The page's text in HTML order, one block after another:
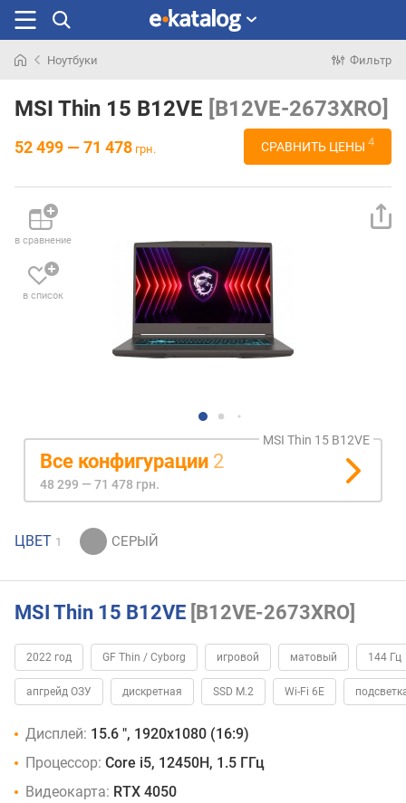
раньше
Ноутбуки Фильтр
MSI Thin 15 B12VE [B12VE-2673XRO]
52 499 — 71 478 грн. СРАВНИТЬ ЦЕНЫ 4
в сравнение
в список
MSI Thin 15 B12VE
Все конфигурации 2
48 299 — 71 478 грн.
ЦВЕТ 1
MSI Thin 15 B12VE [B12VE-2673XRO]
2022 год GF Thin / Cyborg игровой матовый 144 Гц
апгрейд ОЗУ дискретная SSD M.2 Wi-Fi 6E
Дисплей: 15.6 ", 1920x1080 (16:9)
Процессор: Core i5, 12450H, 1.5 ГГц
Видеокарта: RTX 4050